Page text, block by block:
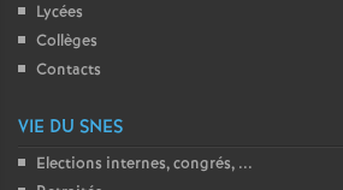
Lycées
Collèges
Contacts
VIE DU SNES
Elections internes, congrés, ...